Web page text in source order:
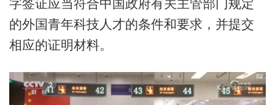
字签证应当符合中国政府有关主管部门规定
的外国青年科技人才的条件和要求，并提交
相应的证明材料。